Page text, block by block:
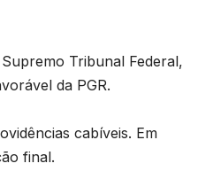
Tribunal Federal,
da PGR.
cabíveis. Em
final.